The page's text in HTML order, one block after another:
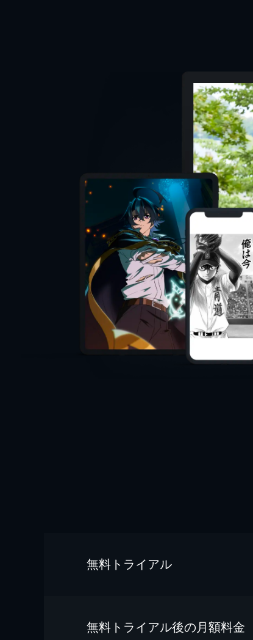
無料トライアル
無料トライアル後の⽉額料金